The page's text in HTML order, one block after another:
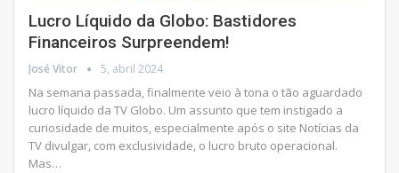
Lucro Líquido da Globo: Bastidores
Financeiros Surpreendem!
José Vitor 5, abril 2024
Na semana passada, finalmente veio à tona o tão aguardado
lucro líquido da TV Globo. Um assunto que tem instigado a
curiosidade de muitos, especialmente após o site Notícias da
TV divulgar, com exclusividade, o lucro bruto operacional.
Mas…